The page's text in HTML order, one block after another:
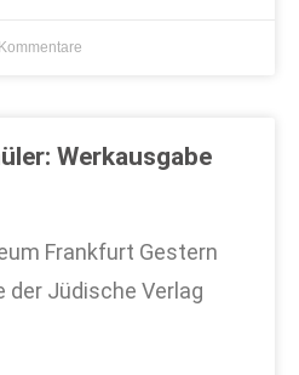
Werkausgabe
Frankfurt Gestern
Jüdische Verlag